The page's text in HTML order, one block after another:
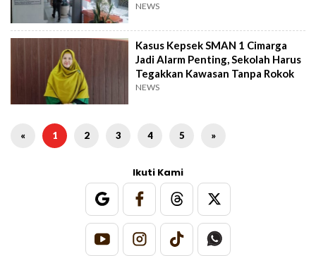
NEWS
Kasus Kepsek SMAN 1 Cimarga
Jadi Alarm Penting, Sekolah Harus
Tegakkan Kawasan Tanpa Rokok
NEWS
« 1 2 3 4 5 »
Ikuti Kami